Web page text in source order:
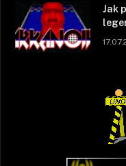
Jak